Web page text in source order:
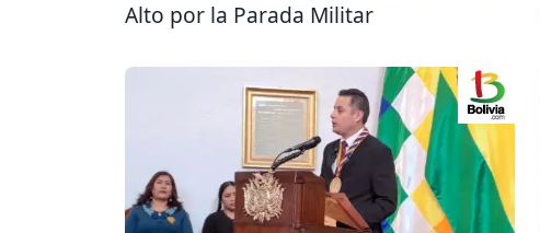
Alto por la Parada Militar